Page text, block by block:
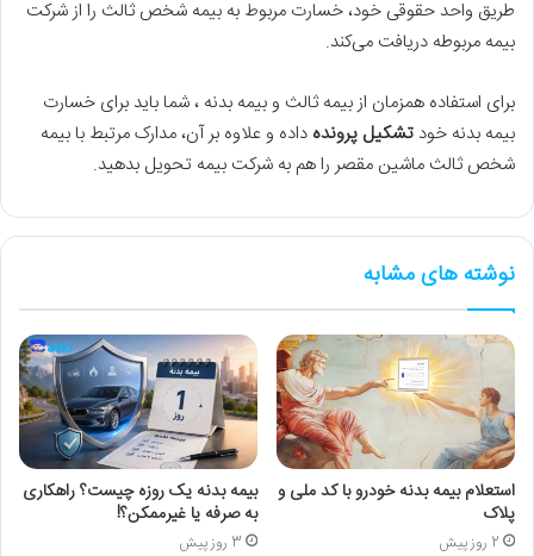
طریق واحد حقوقی خود، خسارت مربوط به بیمه شخص ثالث را از شرکت
بیمه مربوطه دریافت می‌کند.
برای استفاده همزمان از بیمه ثالث و بیمه بدنه ، شما باید برای خسارت
بیمه بدنه خود تشکیل پرونده داده و علاوه بر آن، مدارک مرتبط با بیمه
شخص ثالث ماشین مقصر را هم به شرکت بیمه تحویل بدهید.
نوشته های مشابه
استعلام بیمه بدنه خودرو با کد ملی و
پلاک
2 روز پیش
بیمه بدنه یک روزه چیست؟ راهکاری
به صرفه یا غیرممکن؟!
3 روز پیش